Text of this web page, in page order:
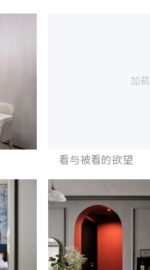
加
看与被看的欲望